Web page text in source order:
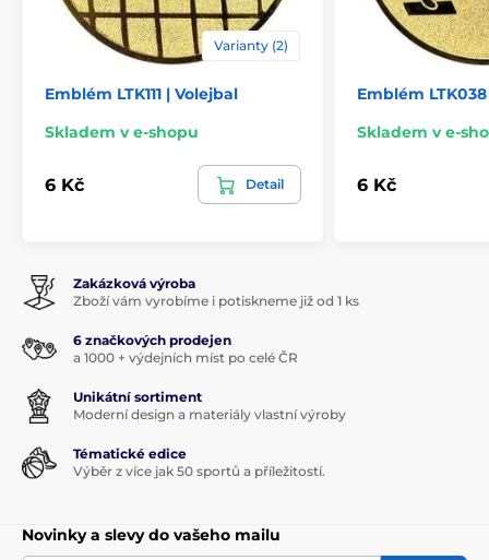
Varianty (2)
Emblém LTK111 | Volejbal
Skladem v e-shopu
6 Kč Detail
Emblém
Skladem v e-
6 Kč
Zakázková výroba
Zboží vám vyrobíme i potiskneme již od 1 ks
6 značkových prodejen
a 1000 + výdejních míst po celé ČR
Unikátní sortiment
Moderní design a materiály vlastní výroby
Tématické edice
Výběr z více jak 50 sportů a příležitostí.
Novinky a slevy do vašeho mailu